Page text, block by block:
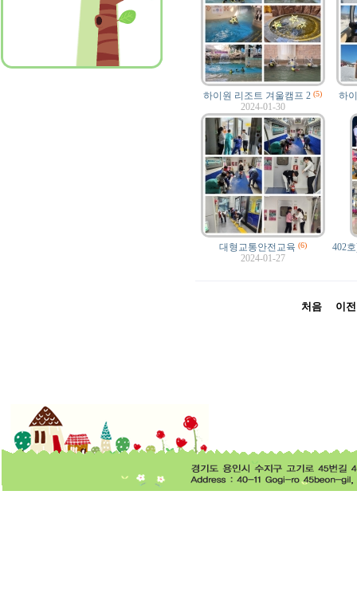
하이원 리조트 겨울캠프 2 (5)
2024-01-30
하
대형교통안전교육 (6)
2024-01-27
402
처음 이전